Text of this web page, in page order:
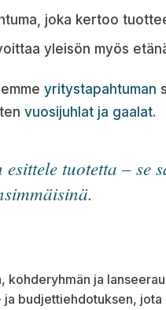
joka kertoo
yleisön myös
yritystapahtuman
vuosijuhlat ja gaalat.
tuotetta – se
kohderyhmän ja
budjettiehdotuksen, jota